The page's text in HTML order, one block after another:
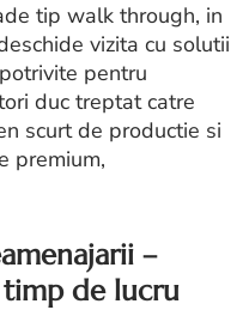
tip walk through, in
vizita cu solutii
pentru
duc treptat catre
scurt de productie si
premium,
–
de lucru